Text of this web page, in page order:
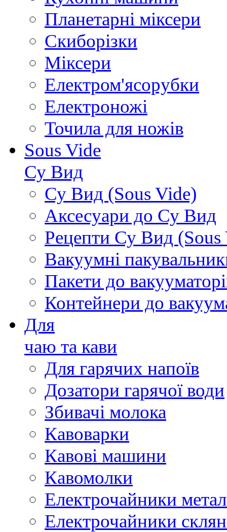
Планетарні міксери
Скиборізки
Міксери
Електром'ясорубки
Електроножі
Точила для ножів
Sous Vide
Су Вид
Су Вид (Sous Vide)
Аксесуари до Су Вид
Рецепти Су Вид (Sous
Вакуумні
Пакети до
Контейнери до
Для
чаю та кави
Для гарячих напоїв
Дозатори гарячої води
Збивачі молока
Кавоварки
Кавові машини
Кавомолки
Електрочайники
Електрочайники